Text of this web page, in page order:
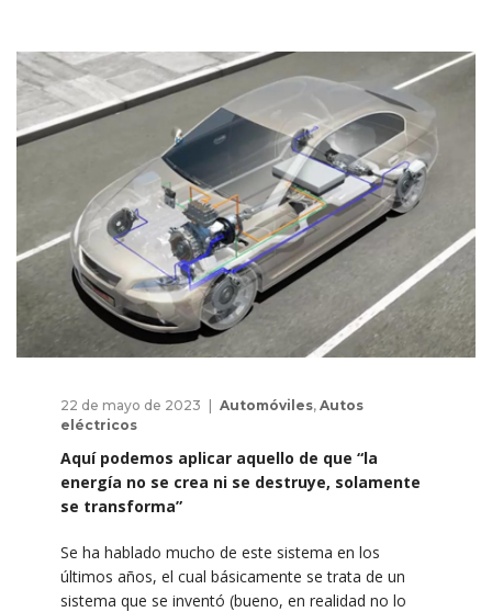
22 de mayo de 2023 Automóviles, Autos
eléctricos
Aquí podemos aplicar aquello de que “la
energía no se crea ni se destruye, solamente
se transforma”
Se ha hablado mucho de este sistema en los
últimos años, el cual básicamente se trata de un
sistema que se inventó (bueno, en realidad no lo